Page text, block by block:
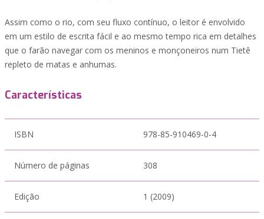
Assim como o rio, com seu fluxo contínuo, o leitor é envolvido
em um estilo de escrita fácil e ao mesmo tempo rica em detalhes
que o farão navegar com os meninos e monçoneiros num Tietê
repleto de matas e anhumas.
Características
ISBN 978-85-910469-0-4
Número de páginas 308
Edição 1 (2009)